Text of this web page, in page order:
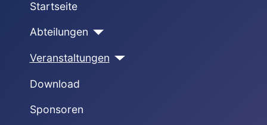
Startseite
Abteilungen
Veranstaltungen
Download
Sponsoren